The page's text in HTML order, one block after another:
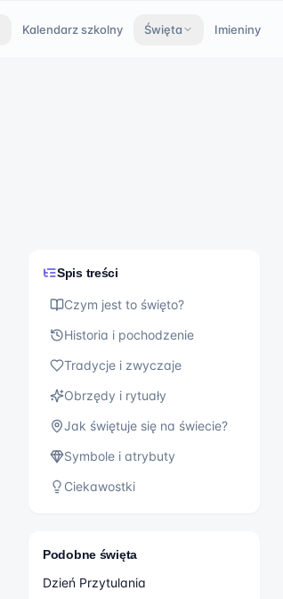
Kalendarz szkolny Święta Imieniny
Spis treści
Czym jest to święto?
Historia i pochodzenie
Tradycje i zwyczaje
Obrzędy i rytuały
Jak świętuje się na świecie?
Symbole i atrybuty
Ciekawostki
Podobne święta
Dzień Przytulania